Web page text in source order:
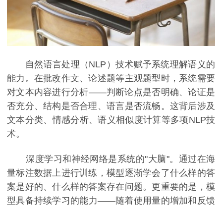
自然语言处理（NLP）技术赋予系统理解语义的
能力。在批改作文、论述题等主观题型时，系统需要
对文本内容进行分析——判断论点是否明确、论证是
否充分、结构是否合理、语言是否流畅。这背后涉及
文本分类、情感分析、语义相似度计算等多项NLP技
术。
深度学习和神经网络是系统的"大脑"。通过在海
量标注数据上进行训练，模型逐渐学会了什么样的答
案是好的、什么样的答案存在问题。更重要的是，模
型具备持续学习的能力——随着使用量的增加和反馈